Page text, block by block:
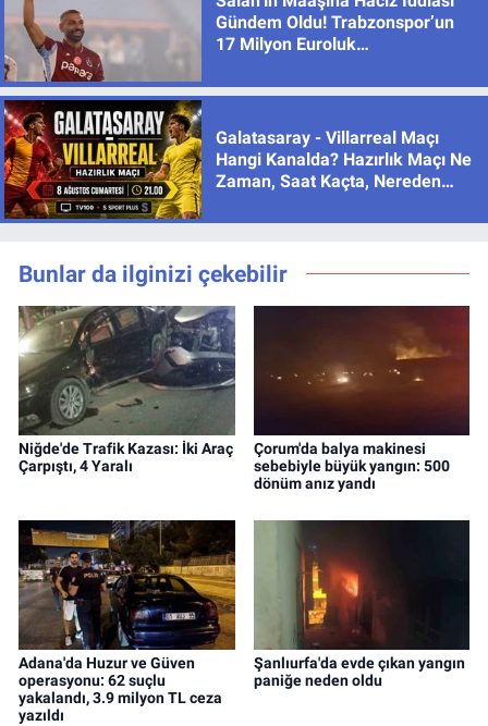
Gündem Oldu! Trabzonspor’un
17 Milyon Euroluk
Galatasaray - Villarreal Maçı
Hangi Kanalda? Hazırlık Maçı Ne
Zaman, Saat Kaçta, Nereden
Bunlar da ilginizi çekebilir
Niğde'de Trafik Kazası: İki Araç
Çarpıştı, 4 Yaralı
Çorum'da balya makinesi
sebebiyle büyük yangın: 500
dönüm anız yandı
Adana'da Huzur ve Güven
operasyonu: 62 suçlu
yakalandı, 3.9 milyon TL ceza
yazıldı
Şanlıurfa'da evde çıkan yangın
paniğe neden oldu